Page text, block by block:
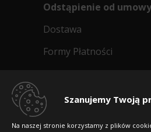
Szanujemy Twoją
Na naszej stronie korzystamy z plików
Odstąpienie od umowy
Dostawa
Formy Płatności
Dlaczego warto kupić w